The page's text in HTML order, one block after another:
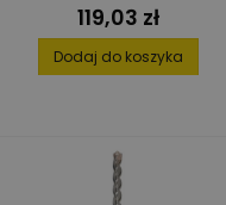
Cena
119,03 zł
Dodaj do koszyka